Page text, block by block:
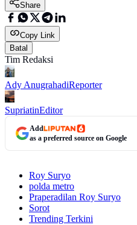
Share
Copy Link
Batal
Tim Redaksi
Ady AnugrahadiReporter
SupriatinEditor
Add
as a preferred source on Google
Roy Suryo
polda metro
Praperadilan Roy Suryo
Sorot
Trending Terkini